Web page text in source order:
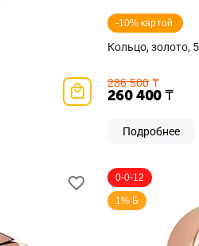
-10% картой
Кольцо, золото,
286 500 ₸
260 400₸
Подробнее
0-0-12
1% Б